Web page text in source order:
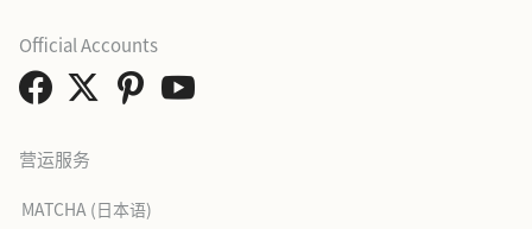
营运服务
MATCHA (日本语)
Official Accounts